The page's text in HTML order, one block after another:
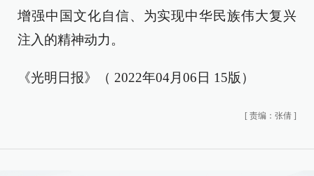
增强中国文化自信、为实现中华民族伟大复兴
注入的精神动力。
《光明日报》（ 2022年04月06日 15版）
[ 责编：张倩 ]